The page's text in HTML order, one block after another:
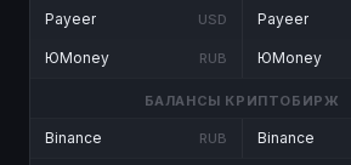
Payeer USD
ЮMoney RUB
Payeer
ЮMoney
БАЛАНСЫ КРИПТОБИРЖ
Binance RUB Binance